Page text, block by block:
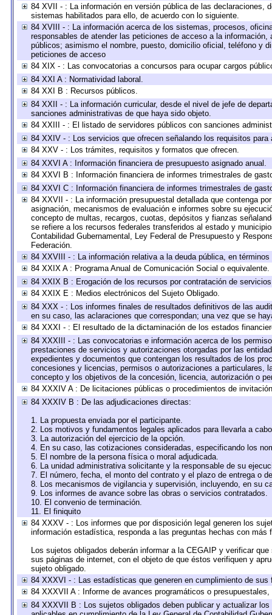
84 XVII - : La información en versión pública de las
sistemas habilitados para ello, de acuerdo con lo siguiente.
84 XVIII - : La información acerca de los sistemas, procesos,
responsables de atender las peticiones de acceso a la
públicos; asimismo el nombre, puesto, domicilio oficial, teléfono y
peticiones de acceso
84 XIX - : Las convocatorias a concursos para ocupar cargos
84 XXI A : Normatividad laboral.
84 XXI B : Recursos públicos.
84 XXII - : La información curricular, desde el nivel de jefe de
sanciones administrativas de que haya sido objeto.
84 XXIII - : El listado de servidores públicos con sanciones
84 XXIV - : Los servicios que ofrecen señalando los requisitos para
84 XXV - : Los trámites, requisitos y formatos que ofrecen.
84 XXVI A : Información financiera de presupuesto asignado anual.
84 XXVI B : Información financiera de informes trimestrales de
84 XXVI C : Información financiera de informes trimestrales de
84 XXVII - : La información presupuestal detallada que contenga
asignación, mecanismos de evaluación e informes sobre su
concepto de multas, recargos, cuotas, depósitos y fianzas
se refiere a los recursos federales transferidos al estado y
Contabilidad Gubernamental, Ley Federal de Presupuesto y
Federación.
84 XXVIII - : La información relativa a la deuda pública, en
84 XXIX A : Programa Anual de Comunicación Social o equivalente.
84 XXIX B : Erogación de los recursos por contratación de
84 XXIX E : Medios electrónicos del Sujeto Obligado.
84 XXX - : Los informes finales de resultados definitivos de las
en su caso, las aclaraciones que correspondan; una vez que se
84 XXXI - : El resultado de la dictaminación de los estados
84 XXXIII - : Las convocatorias e información acerca de los
prestaciones de servicios y autorizaciones otorgadas por las
expedientes y documentos que contengan los resultados de los
concesiones y licencias, permisos o autorizaciones a particulares,
concepto y los objetivos de la concesión, licencia, autorización o
84 XXXIV A : De licitaciones públicas o procedimientos de
84 XXXIV B : De las adjudicaciones directas:
1. La propuesta enviada por el participante.
2. Los motivos y fundamentos legales aplicados para llevarla a
3. La autorización del ejercicio de la opción.
4. En su caso, las cotizaciones consideradas, especificando los
5. El nombre de la persona física o moral adjudicada.
6. La unidad administrativa solicitante y la responsable de su
7. El número, fecha, el monto del contrato y el plazo de entrega o
8. Los mecanismos de vigilancia y supervisión, incluyendo, en su
9. Los informes de avance sobre las obras o servicios contratados.
10. El convenio de terminación.
11. El finiquito
84 XXXV - : Los informes que por disposición legal generen los
información estadística, responda a las preguntas hechas con más
Los sujetos obligados deberán informar a la CEGAIP y verificar
sus páginas de internet, con el objeto de que éstos verifiquen y
sujeto obligado.
84 XXXVI - : Las estadísticas que generen en cumplimiento de
84 XXXVII A : Informe de avances programáticos o
84 XXXVII B : Los sujetos obligados deben publicar y actualizar